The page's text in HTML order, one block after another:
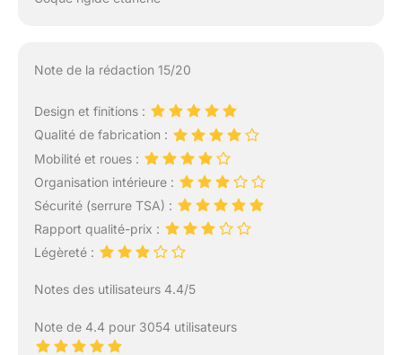
Note de la rédaction 15/20
Design et finitions :
Qualité de fabrication :
Mobilité et roues :
Organisation intérieure :
Sécurité (serrure TSA) :
Rapport qualité-prix :
Légèreté :
Notes des utilisateurs 4.4/5
Note de 4.4 pour 3054 utilisateurs